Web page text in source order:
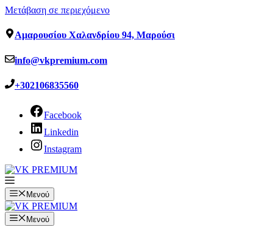
Μετάβαση σε περιεχόμενο
Αμαρουσίου Χαλανδρίου 94, Μαρούσι
info@vkpremium.com
+302106835560
Facebook
Linkedin
Instagram
Μενού
Μενού